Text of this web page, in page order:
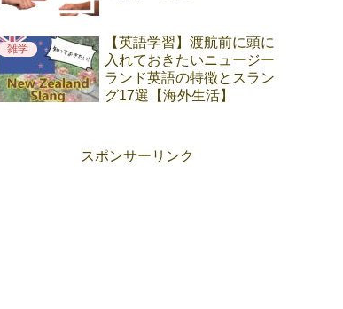
雑学
【英語学習】渡航前に頭に
入れておきたいニュージー
ランド英語の特徴とスラン
グ17選【海外生活】
スポンサーリンク